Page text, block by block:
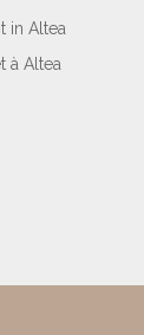
in Altea
à Altea